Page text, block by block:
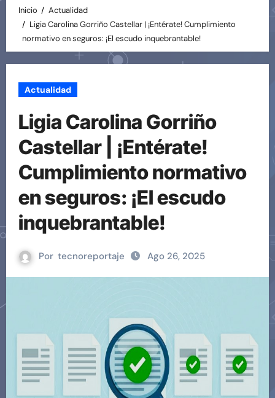
Inicio
Actualidad
Ligia Carolina Gorriño Castellar | ¡Entérate! Cumplimiento
normativo en seguros: ¡El escudo inquebrantable!
Actualidad
Ligia Carolina Gorriño
Castellar | ¡Entérate!
Cumplimiento normativo
en seguros: ¡El escudo
inquebrantable!
Por tecnoreportaje Ago 26, 2025